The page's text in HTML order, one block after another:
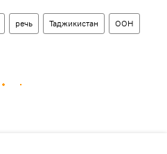
речь Таджикистан ООН